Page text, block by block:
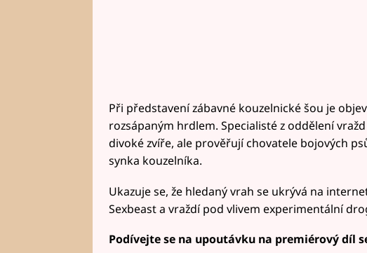
Při představení zábavné kouzelnické šou je
rozsápaným hrdlem. Specialisté z oddělení
divoké zvíře, ale prověřují chovatele bojových
synka kouzelníka.
Ukazuje se, že hledaný vrah se ukrývá na
Sexbeast a vraždí pod vlivem experimentální
Podívejte se na upoutávku na premiérový díl